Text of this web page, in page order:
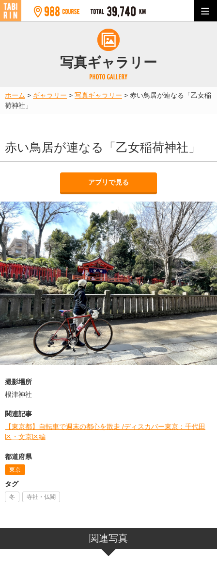
写真ギャラリー
ホーム > ギャラリー > 写真ギャラリー > 赤い鳥居が連なる「乙女稲
荷神社」
赤い鳥居が連なる「乙女稲荷神社」
アプリで見る
撮影場所
根津神社
関連記事
【東京都】自転車で週末の都心を散走 /ディスカバー東京：千代田
区・文京区編
都道府県
東京
タグ
冬 寺社・仏閣
関連写真